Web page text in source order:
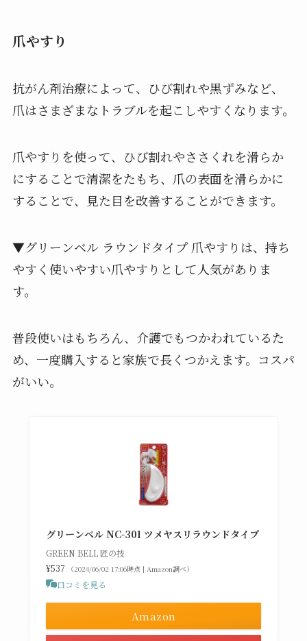
爪やすり
抗がん剤治療によって、ひび割れや黒ずみなど、
爪はさまざまなトラブルを起こしやすくなります。
爪やすりを使って、ひび割れやささくれを滑らか
にすることで清潔をたもち、爪の表面を滑らかに
することで、見た目を改善することができます。
▼グリーンベル ラウンドタイプ 爪やすりは、持ち
やすく使いやすい爪やすりとして人気がありま
す。
普段使いはもちろん、介護でもつかわれているた
め、一度購入すると家族で長くつかえます。コスパ
がいい。
グリーンベル NC-301 ツメヤスリラウンドタイプ
GREEN BELL 匠の技
¥537
（2024/06/02 17:06時点 | Amazon調べ）
口コミを見る
Amazon